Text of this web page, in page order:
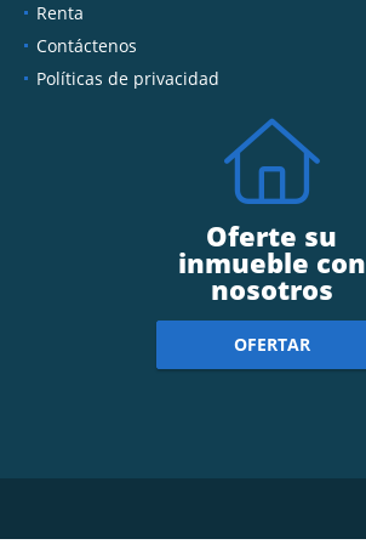
Renta
Contáctenos
Políticas de privacidad
Oferte su
inmueble con
nosotros
OFERTAR